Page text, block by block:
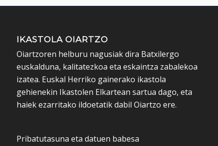
IKASTOLA OIARTZO
Oiartzoren helburu nagusiak dira Batxilergo
euskalduna, kalitatezkoa eta eskaintza zabalekoa
izatea. Euskal Herriko gainerako ikastola
gehienekin Ikastolen Elkartean sartua dago, eta
haiek ezarritako ildoetatik dabil Oiartzo ere.
Pribatutasuna eta datuen babesa